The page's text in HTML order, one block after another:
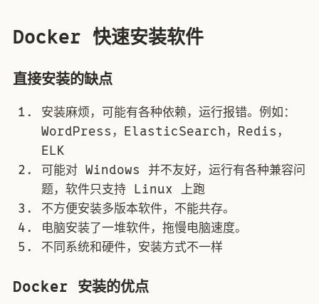
Docker 快速安装软件
直接安装的缺点
安装麻烦，可能有各种依赖，运行报错。例如：
WordPress，ElasticSearch，Redis，
ELK
可能对 Windows 并不友好，运行有各种兼容问
题，软件只支持 Linux 上跑
不方便安装多版本软件，不能共存。
电脑安装了一堆软件，拖慢电脑速度。
不同系统和硬件，安装方式不一样
Docker 安装的优点